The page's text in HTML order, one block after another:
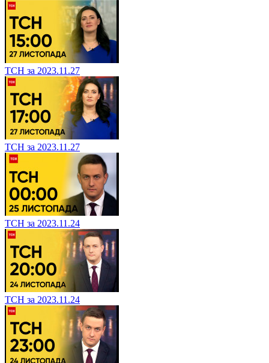
ТСН за 2023.11.27
ТСН за 2023.11.27
ТСН за 2023.11.24
ТСН за 2023.11.24